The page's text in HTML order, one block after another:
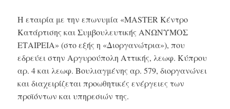
Η εταιρία με την επωνυμία «MASTER Κέντρο
Κατάρτισης και Συμβουλευτικής ΑΝΩΝΥΜΟΣ
ΕΤΑΙΡΕΙΑ» (στο εξής η «Διοργανώτρια»), που
εδρεύει στην Αργυρούπολη Αττικής, λεωφ. Κύπρου
αρ. 4 και λεωφ. Βουλιαγμένης αρ. 579, διοργανώνει
και διαχειρίζεται προωθητικές ενέργειες των
προϊόντων και υπηρεσιών της.